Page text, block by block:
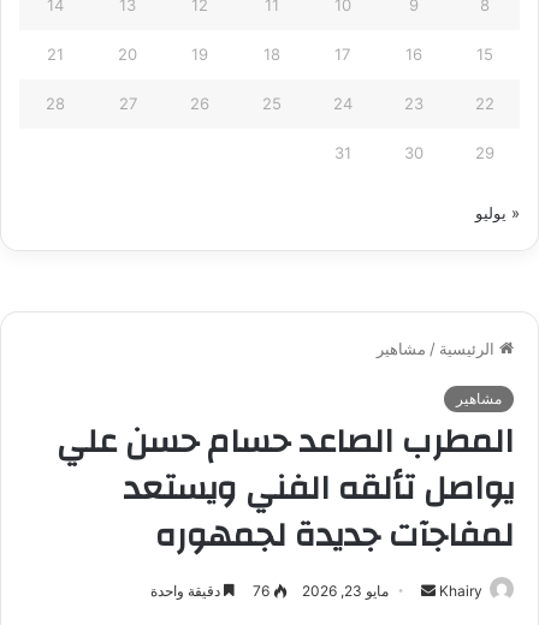
8
9
10
11
12
13
14
15
16
17
18
19
20
21
22
23
24
25
26
27
28
29
30
31
« يوليو